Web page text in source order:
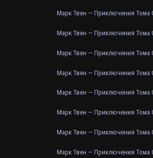
Марк Твен — Приключения Тома
Марк Твен — Приключения Тома
Марк Твен — Приключения Тома
Марк Твен — Приключения Тома
Марк Твен — Приключения Тома
Марк Твен — Приключения Тома
Марк Твен — Приключения Тома
Марк Твен — Приключения Тома